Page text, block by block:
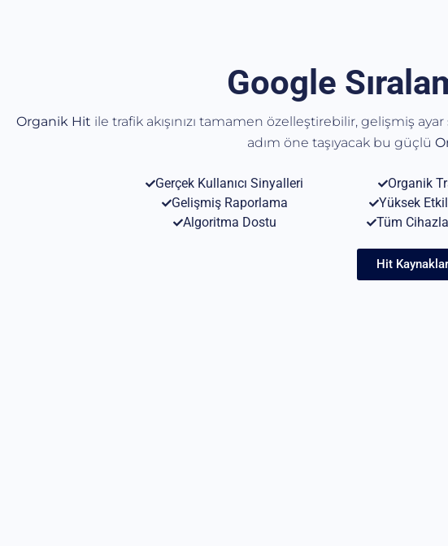
Google
Organik Hit ile trafik akışınızı tamamen özelleştirebilir, gelişmiş
adım öne taşıyacak bu güçlü
Gerçek Kullanıcı Sinyalleri Organik
Gelişmiş Raporlama
Yüksek
Algoritma Dostu
Tüm
Hit